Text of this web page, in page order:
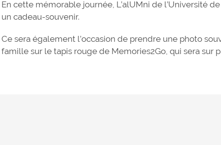
En cette mémorable journée, L’alUMni de l’Université
un cadeau-souvenir.
Ce sera également l’occasion de prendre une photo
famille sur le tapis rouge de Memories2Go, qui sera sur